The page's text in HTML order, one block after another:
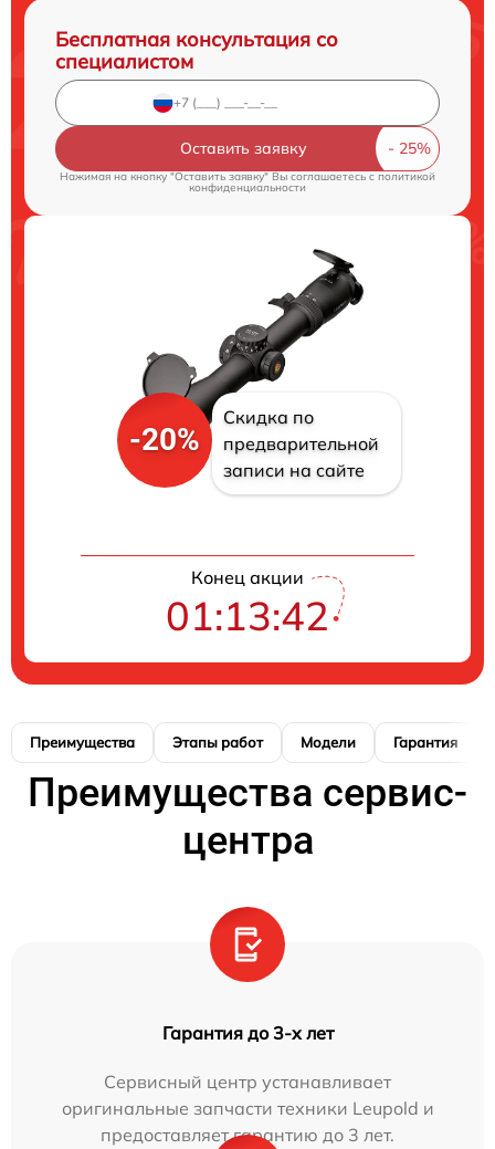
Бесплатная консультация со
специалистом
Оставить заявку
Нажимая на кнопку "Оставить заявку" Вы соглашаетесь cполитикой
конфиденциальности
-20%
Скидка по
предварительной
записи на сайте
Конец акции
01:13:41
Преимущества Этапы работ Модели Гарантия
Преимущества сервис-
центра
Гарантия до 3-х лет
Сервисный центр устанавливает
оригинальные запчасти техники Leupold и
предоставляет гарантию до 3 лет.